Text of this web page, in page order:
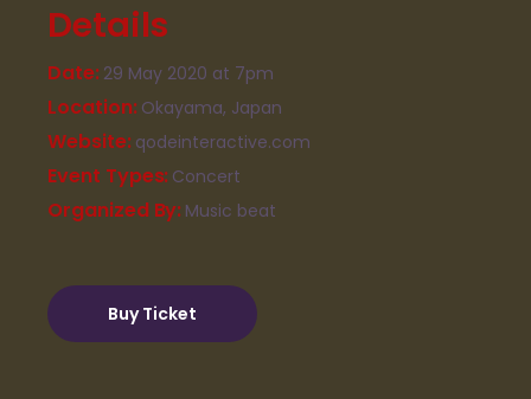
Details
Date 29 May 2020 at 7pm
Location Okayama, Japan
Website qodeinteractive.com
Event Types Concert
Organized By Music beat
Buy Ticket